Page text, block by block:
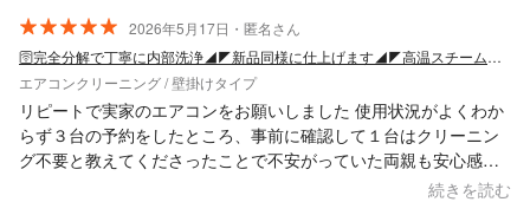
2026年5月17日・匿名さん
🛜完全分解で丁寧に内部洗浄◢◤新品同様に仕上げます◢◤高温スチームで徹底除菌☘
エアコンクリーニング / 壁掛けタイプ
リピートで実家のエアコンをお願いしました 使用状況がよくわか
らず３台の予約をしたところ、事前に確認して１台はクリーニン
グ不要と教えてくださったことで不安がっていた両親も安心感が
出たようです 遠方までの対応も、ありがとうございました！続きを読む